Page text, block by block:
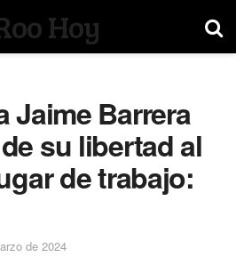
Hoy
Jaime Barrera
su libertad al
de trabajo:
de 2024